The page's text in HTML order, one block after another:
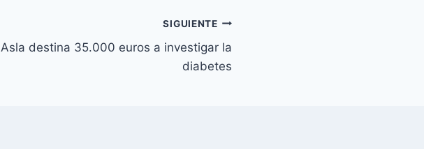
SIGUIENTE
Asla destina 35.000 euros a investigar la
diabetes